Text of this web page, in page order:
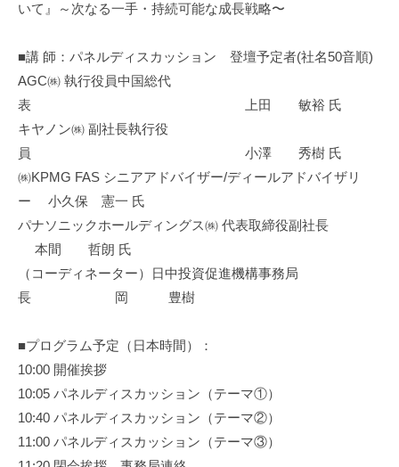
いて』～次なる一手・持続可能な成長戦略〜
■講 師：パネルディスカッション 登壇予定者(社名50音順)
AGC㈱ 執行役員中国総代
表 上田 敏裕 氏
キヤノン㈱ 副社長執行役
員 小澤 秀樹 氏
㈱KPMG FAS シニアアドバイザー/ディールアドバイザリ
ー 小久保 憲一 氏
パナソニックホールディングス㈱ 代表取締役副社長
本間 哲朗 氏
（コーディネーター）日中投資促進機構事務局
長 岡 豊樹
■プログラム予定（日本時間）：
10:00 開催挨拶
10:05 パネルディスカッション（テーマ①）
10:40 パネルディスカッション（テーマ②）
11:00 パネルディスカッション（テーマ③）